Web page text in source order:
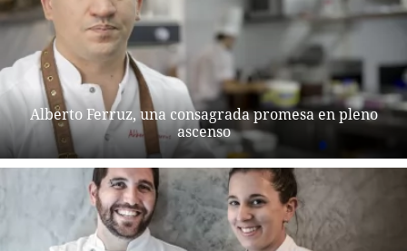
Alberto Ferruz, una consagrada promesa en pleno
ascenso